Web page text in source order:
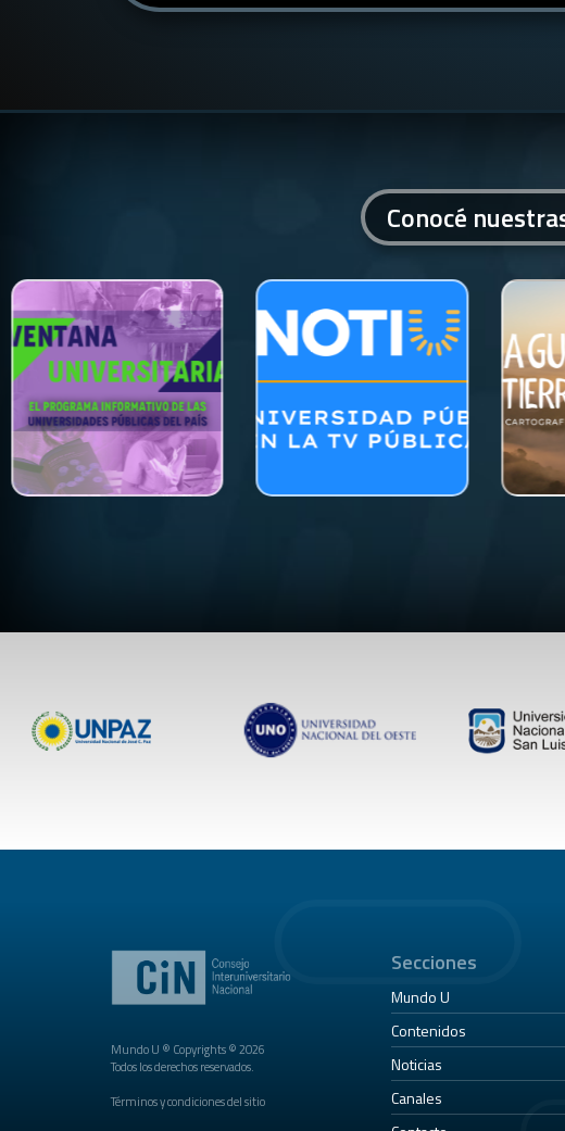
Conocé
Mundo U ® Copyrights © 2026
Todos los derechos reservados.
Términos y condiciones del sitio
Secciones
Mundo U
Contenidos
Noticias
Canales